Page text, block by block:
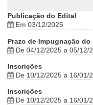
Publicação do Edital
Em 03/12/2025
Prazo de Impugnação do
De 04/12/2025 a 05/12/
Inscrições
De 10/12/2025 a 16/01/
Inscrições
De 10/12/2025 a 16/01/